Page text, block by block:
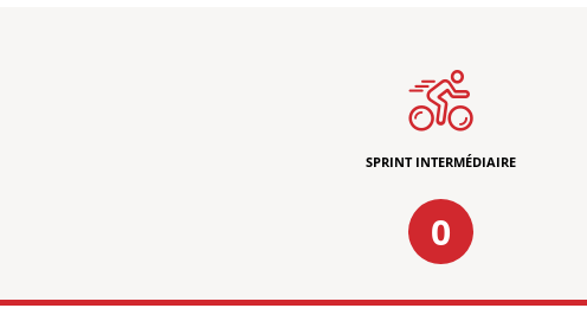
SPRINT INTERMÉDIAIRE
0